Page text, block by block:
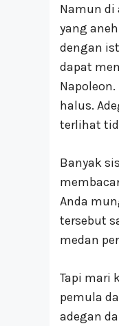
Namun di
yang
dengan
dapat
halus.
terlihat
Banyak
Anda
tersebut
medan
Tapi mari
pemula
adegan